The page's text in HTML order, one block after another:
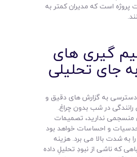
پروژه است که مدیران کمتر به
گیری های
جای تحلیلی
به گزارش های دقیق و
در شب بدون چراغ.
منسجمی ندارید، تصمیمات
و احساسات خواهد بود
به شدت بالا می برد. هزینه
که ناشی از نبودِ تحلیلِ داده